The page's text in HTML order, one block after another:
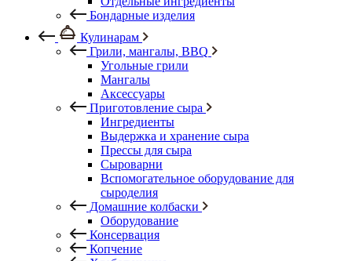
Бондарные изделия
Кулинарам
Грили, мангалы, BBQ
Угольные грили
Мангалы
Аксессуары
Приготовление сыра
Ингредиенты
Выдержка и хранение сыра
Прессы для сыра
Сыроварни
Вспомогательное оборудование для
сыроделия
Домашние колбаски
Оборудование
Консервация
Копчение